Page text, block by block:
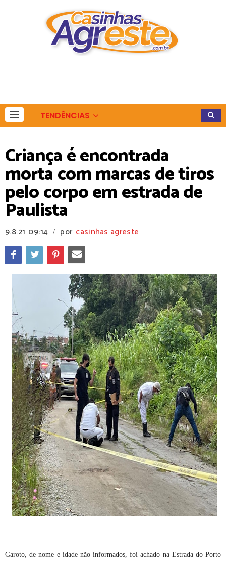
TENDÊNCIAS
Criança é encontrada
morta com marcas de tiros
pelo corpo em estrada de
Paulista
9.8.21 09:14 / por casinhas agreste
Garoto, de nome e idade não informados, foi achado na Estrada do Porto